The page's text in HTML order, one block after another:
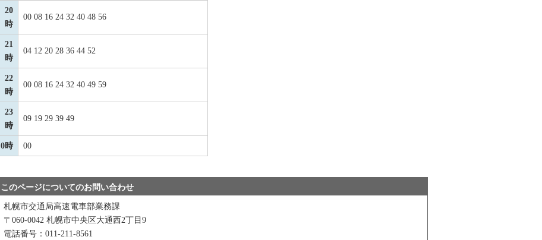
20
時
00 08 16 24 32 40 48 56
21
時
04 12 20 28 36 44 52
22
時
00 08 16 24 32 40 49 59
23
時
09 19 29 39 49
0時 00
このページについてのお問い合わせ
札幌市交通局高速電車部業務課
〒060-0042 札幌市中央区大通西2丁目9
電話番号：011-211-8561